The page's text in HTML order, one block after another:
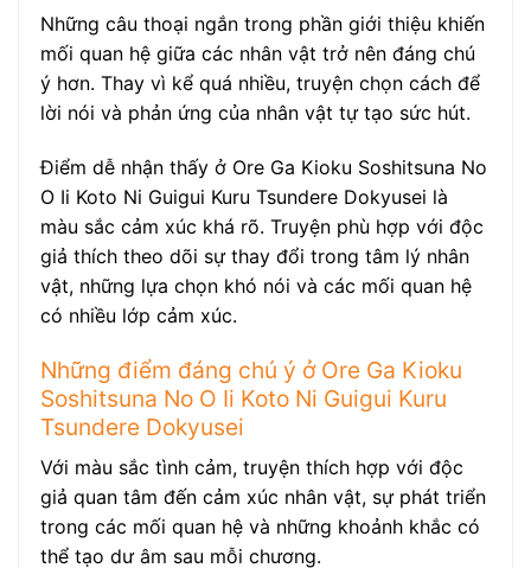
Những câu thoại ngắn trong phần giới thiệu khiến
mối quan hệ giữa các nhân vật trở nên đáng chú
ý hơn. Thay vì kể quá nhiều, truyện chọn cách để
lời nói và phản ứng của nhân vật tự tạo sức hút.
Điểm dễ nhận thấy ở Ore Ga Kioku Soshitsuna No
O Ii Koto Ni Guigui Kuru Tsundere Dokyusei là
màu sắc cảm xúc khá rõ. Truyện phù hợp với độc
giả thích theo dõi sự thay đổi trong tâm lý nhân
vật, những lựa chọn khó nói và các mối quan hệ
có nhiều lớp cảm xúc.
Những điểm đáng chú ý ở Ore Ga Kioku
Soshitsuna No O Ii Koto Ni Guigui Kuru
Tsundere Dokyusei
Với màu sắc tình cảm, truyện thích hợp với độc
giả quan tâm đến cảm xúc nhân vật, sự phát triển
trong các mối quan hệ và những khoảnh khắc có
thể tạo dư âm sau mỗi chương.